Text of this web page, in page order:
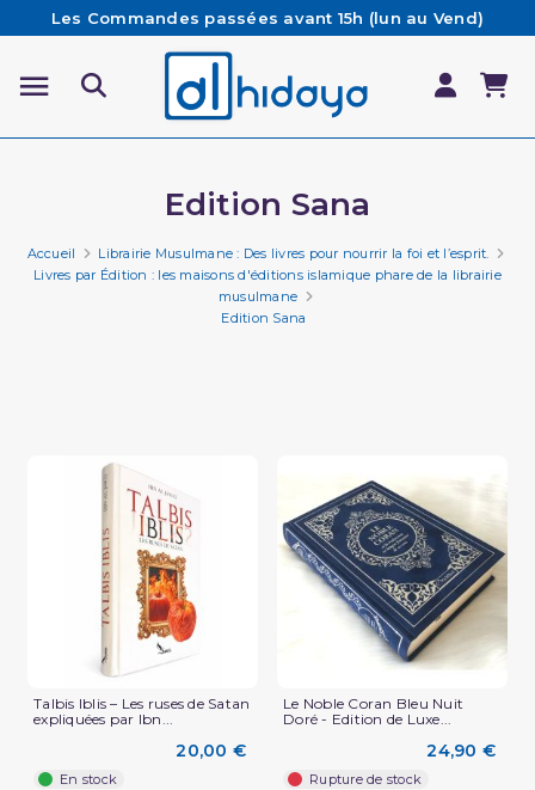
Les Commandes passées avant 15h (lun au Vend)
sont préparées et expédiées le jour même
Besoin d'aide ? Retrouvez notre FAQ
Livraison offerte à partir de 65€ d'achat*
Edition Sana
Accueil
Librairie Musulmane : Des livres pour nourrir la foi et l’esprit.
Livres par Édition : les maisons d'éditions islamique phare de la librairie
musulmane
Edition Sana
Talbis Iblis – Les ruses de Satan
expliquées par Ibn...
20,00 €
En stock
Le Noble Coran Bleu Nuit
Doré - Edition de Luxe...
24,90 €
Rupture de stock